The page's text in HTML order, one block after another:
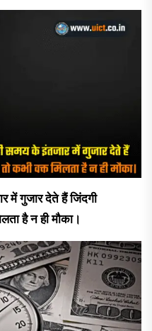
में गुजार देते हैं जिंदगी
है न ही मौका।